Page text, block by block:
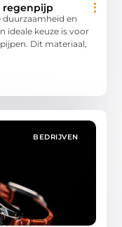
regenpijp
en
ideale keuze is voor
Dit materiaal,
BEDRIJVEN